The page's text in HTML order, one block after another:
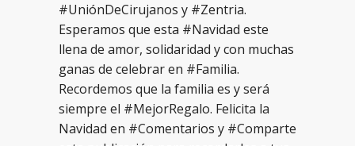
#UniónDeCirujanos y #Zentria.
Esperamos que esta #Navidad este
llena de amor, solidaridad y con muchas
ganas de celebrar en #Familia.
Recordemos que la familia es y será
siempre el #MejorRegalo. Felicita la
Navidad en #Comentarios y #Comparte